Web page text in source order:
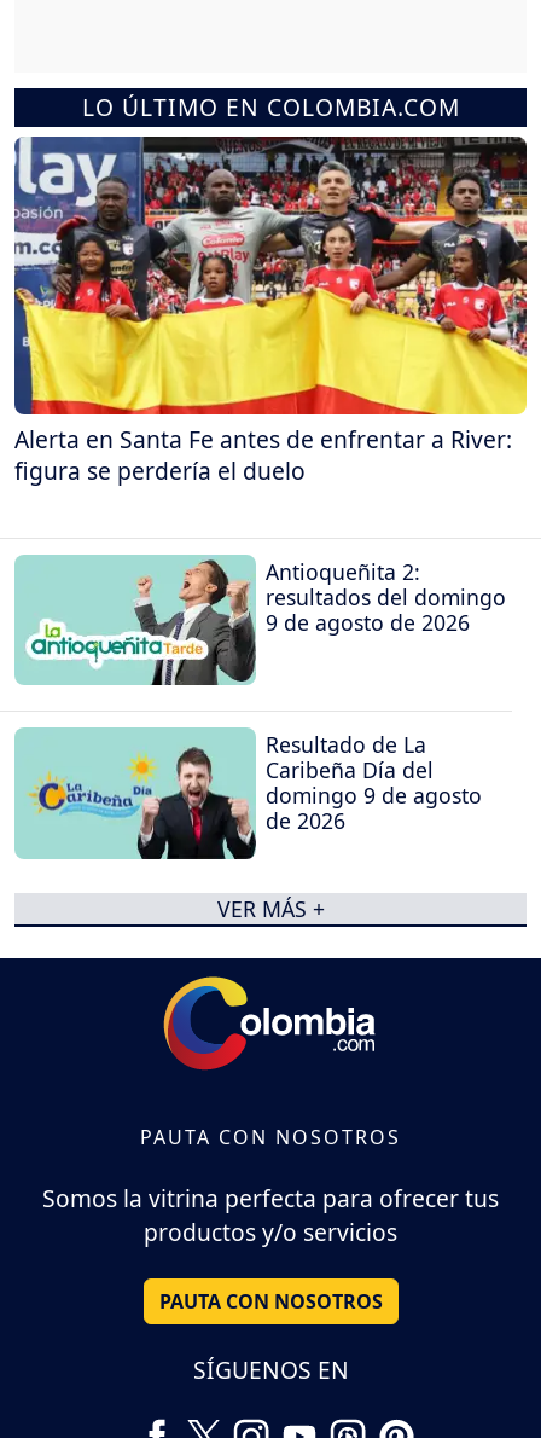
LO ÚLTIMO EN COLOMBIA.COM
Alerta en Santa Fe antes de enfrentar a River:
figura se perdería el duelo
Antioqueñita 2:
resultados del domingo
9 de agosto de 2026
Resultado de La
Caribeña Día del
domingo 9 de agosto
de 2026
VER MÁS +
PAUTA CON NOSOTROS
Somos la vitrina perfecta para ofrecer tus
productos y/o servicios
PAUTA CON NOSOTROS
SÍGUENOS EN